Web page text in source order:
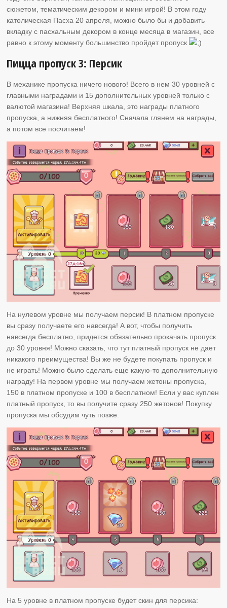
сюжетом, тематическим декором и мини игрой! В этом году
католическая Пасха 20 апреля, можно было бы и добавить
вкладку с пасхальным декором в конце месяца в магазин, все
равно к этому моменту большинство пройдет пропуск
Пицца пропуск 3: Персик
В механике пропуска ничего нового! Всего в нем 30 уровней с
главными наградами и 15 дополнительных уровней только с
валютой магазина! Верхняя шкала, это награды платного
пропуска, а нижняя бесплатного! Сначала глянем на награды,
а потом все посчитаем!
На нулевом уровне мы получаем персик! В платном пропуске
вы сразу получаете его навсегда! А вот, чтобы получить
навсегда бесплатно, придется обязательно прокачать пропуск
до 30 уровня! Можно сказать, что тут платный пропуск не дает
никакого преимущества! Вы же не будете покупать пропуск и
не играть! Можно было сделать еще какую-то дополнительную
награду! На первом уровне мы получаем жетоны пропуска,
150 в платном пропуске и 100 в бесплатном! Если у вас куплен
платный пропуск, то вы получите сразу 250 жетонов! Покупку
пропуска мы обсудим чуть позже.
На 5 уровне в платном пропуске будет скин для персика: